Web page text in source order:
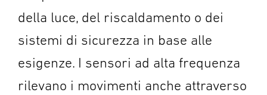
della luce, del riscaldamento o dei
sistemi di sicurezza in base alle
esigenze. I sensori ad alta frequenza
rilevano i movimenti anche attraverso